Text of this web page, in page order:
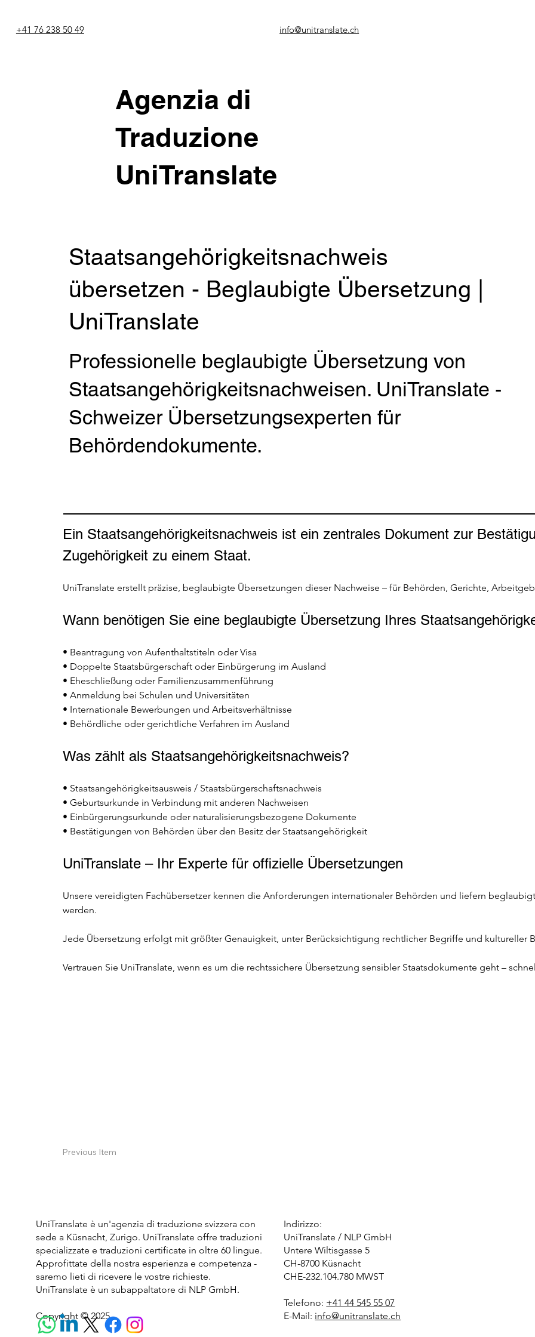
Agenzia di
Traduzione
UniTranslate
+41 76 238 50 49 info@unitranslate.ch
Staatsangehörigkeitsnachweis
übersetzen - Beglaubigte Übersetzung |
UniTranslate
Professionelle beglaubigte Übersetzung von
Staatsangehörigkeitsnachweisen. UniTranslate -
Schweizer Übersetzungsexperten für
Behördendokumente.
Ein Staatsangehörigkeitsnachweis ist ein zentrales Dokument zur
Zugehörigkeit zu einem Staat.
UniTranslate erstellt präzise, beglaubigte Übersetzungen dieser Nachweise – für Behörden, Gerichte,
Wann benötigen Sie eine beglaubigte Übersetzung Ihres
• Beantragung von Aufenthaltstiteln oder Visa
• Doppelte Staatsbürgerschaft oder Einbürgerung im Ausland
• Eheschließung oder Familienzusammenführung
• Anmeldung bei Schulen und Universitäten
• Internationale Bewerbungen und Arbeitsverhältnisse
• Behördliche oder gerichtliche Verfahren im Ausland
Was zählt als Staatsangehörigkeitsnachweis?
• Staatsangehörigkeitsausweis / Staatsbürgerschaftsnachweis
• Geburtsurkunde in Verbindung mit anderen Nachweisen
• Einbürgerungsurkunde oder naturalisierungsbezogene Dokumente
• Bestätigungen von Behörden über den Besitz der Staatsangehörigkeit
UniTranslate – Ihr Experte für offizielle Übersetzungen
Unsere vereidigten Fachübersetzer kennen die Anforderungen internationaler Behörden und liefern
werden.
Jede Übersetzung erfolgt mit größter Genauigkeit, unter Berücksichtigung rechtlicher Begriffe und kultureller
Vertrauen Sie UniTranslate, wenn es um die rechtssichere Übersetzung sensibler Staatsdokumente geht –
Previous Item
Indirizzo:
UniTranslate / NLP GmbH
Untere Wiltisgasse 5
CH-8700 Küsnacht
CHE-232.104.780 MWST
Telefono: +41 44 545 55 07
E-Mail: info@unitranslate.ch
UniTranslate è un'agenzia di traduzione svizzera con
sede a Küsnacht, Zurigo. UniTranslate offre traduzioni
specializzate e traduzioni certificate in oltre 60 lingue.
Approfittate della nostra esperienza e competenza -
saremo lieti di ricevere le vostre richieste.
UniTranslate è un subappaltatore di NLP GmbH.
Copyright © 2025.